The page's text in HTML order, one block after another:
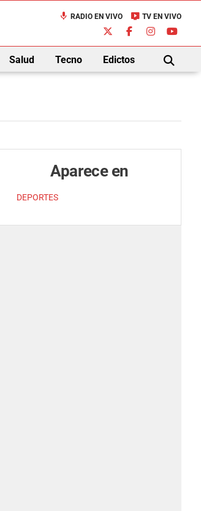
mic RADIO EN VIVO live_tv TV EN VIVO
Salud Tecno Edictos
BUSCAR
Aparece en
DEPORTES